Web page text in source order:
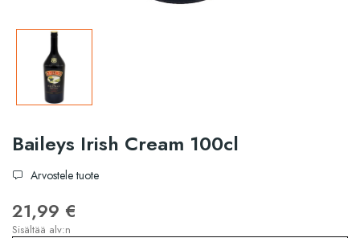
Baileys Irish Cream 100cl
Arvostele tuote
21,99 €
Sisältää alv:n